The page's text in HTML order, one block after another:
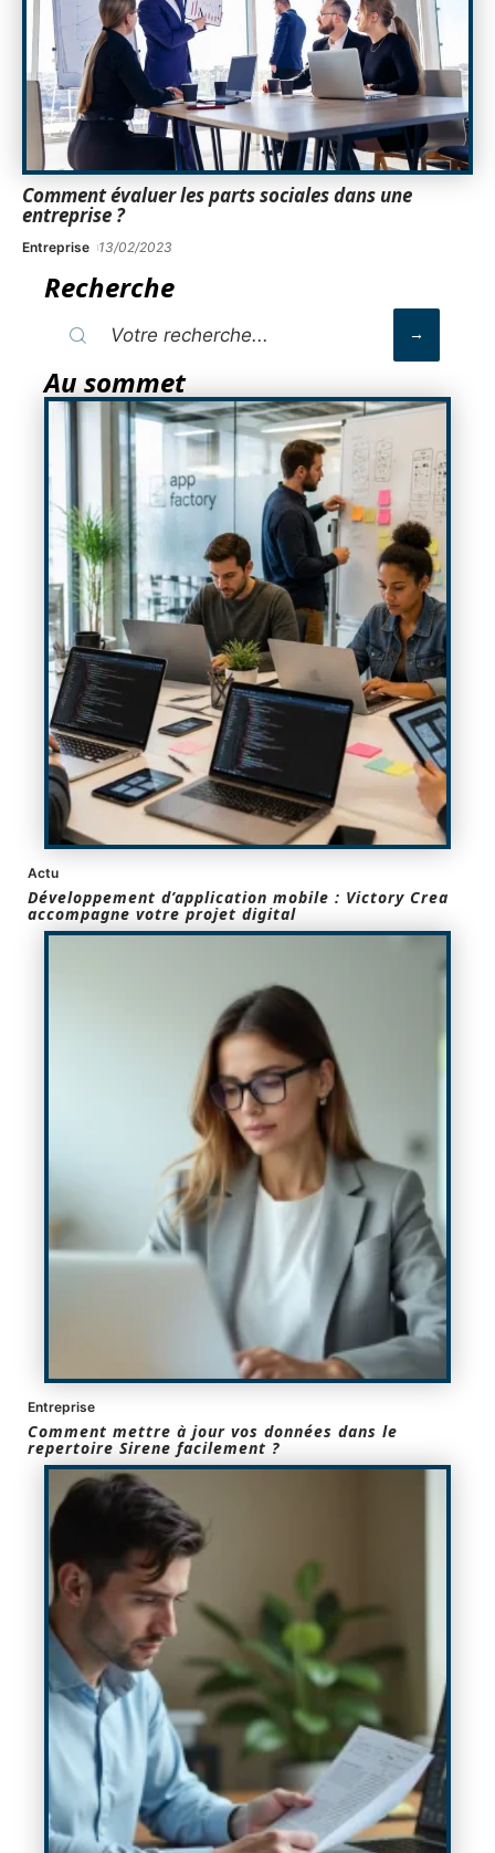
Comment évaluer les parts sociales dans une
entreprise ?
Entreprise 13/02/2023
Recherche
Au sommet
Actu
Développement d’application mobile : Victory Crea
accompagne votre projet digital
Entreprise
Comment mettre à jour vos données dans le
repertoire Sirene facilement ?